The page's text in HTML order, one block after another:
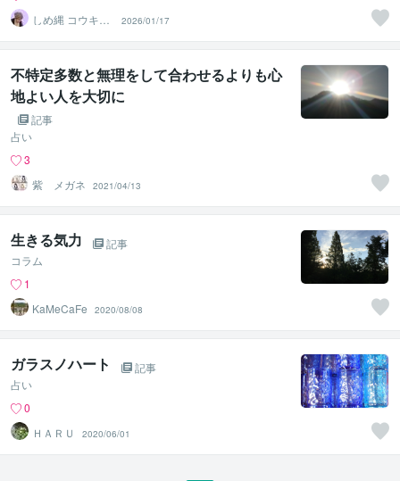
しめ縄 コウキ
ソウルリーディ
ング
2026/01/17
不特定多数と無理をして合わせるよりも心
地よい人を大切に
記事
占い
3
紫 メガネ
2021/04/13
生きる気力
記事
コラム
1
KaMeCaFe
2020/08/08
ガラスノハート
記事
占い
0
ＨＡＲＵ
2020/06/01